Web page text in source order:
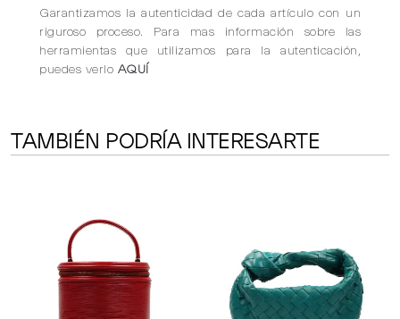
Garantizamos la autenticidad de cada artículo con un
riguroso proceso. Para mas información sobre las
herramientas que utilizamos para la autenticación,
puedes verlo AQUÍ
TAMBIÉN PODRÍA INTERESARTE